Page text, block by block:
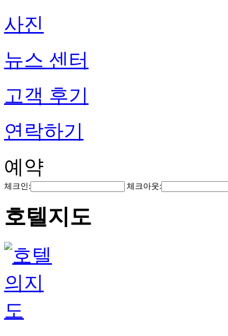
사진
뉴스 센터
고객 후기
연락하기
예약
체크인: 체크아웃:
호텔지도